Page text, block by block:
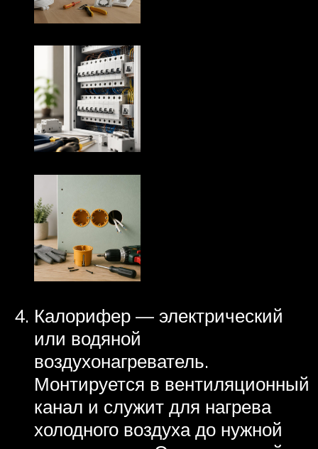
Калорифер — электрический
или водяной
воздухонагреватель.
Монтируется в вентиляционный
канал и служит для нагрева
холодного воздуха до нужной